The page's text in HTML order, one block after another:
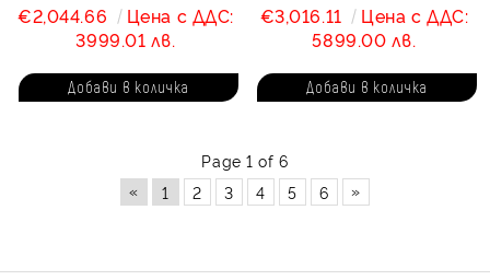
€2,044.66
Цена с ДДС:
3999.01 лв.
€3,016.11
Цена с ДДС:
5899.00 лв.
Page 1 of 6
«
1 2 3 4 5 6 »